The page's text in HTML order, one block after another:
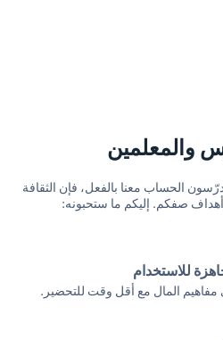
والمعلمين
الحساب معنا بالفعل، فإن الثقافة
أهداف صفكم. إليكم ما ستحبونه:
للاستخدام
مفاهيم المال مع أقل وقت للتحضير.